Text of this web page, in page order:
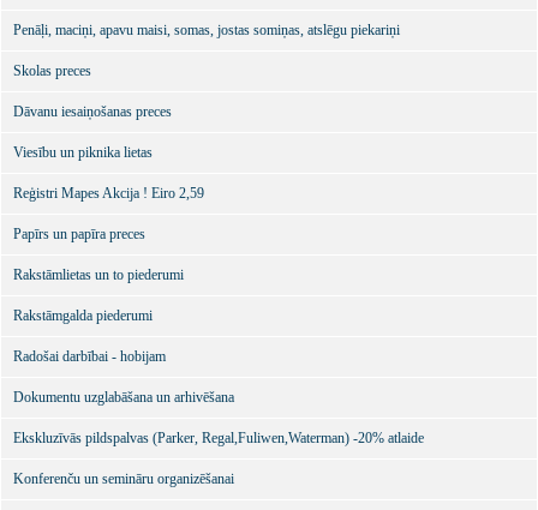
Penāļi, maciņi, apavu maisi, somas, jostas somiņas, atslēgu piekariņi
Skolas preces
Dāvanu iesaiņošanas preces
Viesību un piknika lietas
Reģistri Mapes Akcija ! Eiro 2,59
Papīrs un papīra preces
Rakstāmlietas un to piederumi
Rakstāmgalda piederumi
Radošai darbībai - hobijam
Dokumentu uzglabāšana un arhivēšana
Ekskluzīvās pildspalvas (Parker, Regal,Fuliwen,Waterman) -20% atlaide
Konferenču un semināru organizēšanai